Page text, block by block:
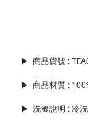
▶︎ 商品貨號 :
▶︎ 商品材質 :
▶︎ 洗滌說明 : 冷洗